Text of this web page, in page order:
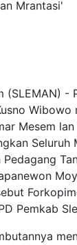
(SLEMAN) -
Mesem
Seluruh
Pemkab